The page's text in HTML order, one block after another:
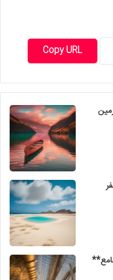
Copy URL